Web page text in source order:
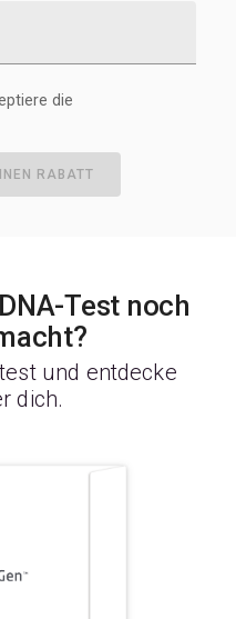
die
RABATT
Test noch
und entdecke
dich.